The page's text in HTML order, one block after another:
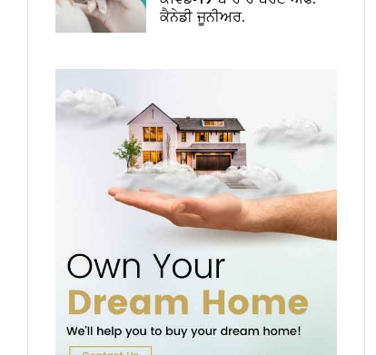
ਕੈਨੇਡੀ ਜੂਨੀਅਰ.